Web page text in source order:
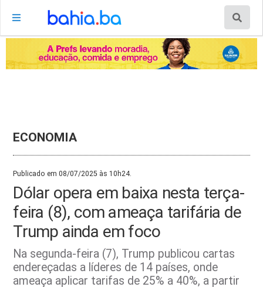
ECONOMIA
Publicado em 08/07/2025 às 10h24.
Dólar opera em baixa nesta terça-
feira (8), com ameaça tarifária de
Trump ainda em foco
Na segunda-feira (7), Trump publicou cartas
endereçadas a líderes de 14 países, onde
ameaça aplicar tarifas de 25% a 40%, a partir